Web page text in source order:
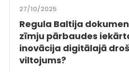
27/10/2025
Regula Baltija
zīmju pārbaudes
inovācija digitālajā
viltojums?